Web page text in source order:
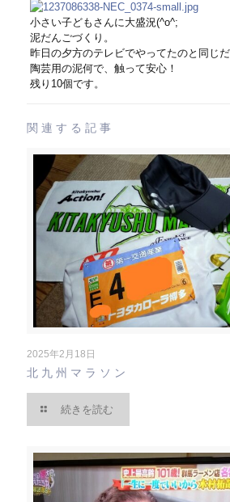
小さい子どもさんに大盛況(^o^;
泥だんごづくり。
昨日の夕方のテレビでやってたのと同じだ
陶芸用の泥何で、触って安心！
残り10個です。
関連する記事
2025年2月18日
北九州マラソン
続きを読む